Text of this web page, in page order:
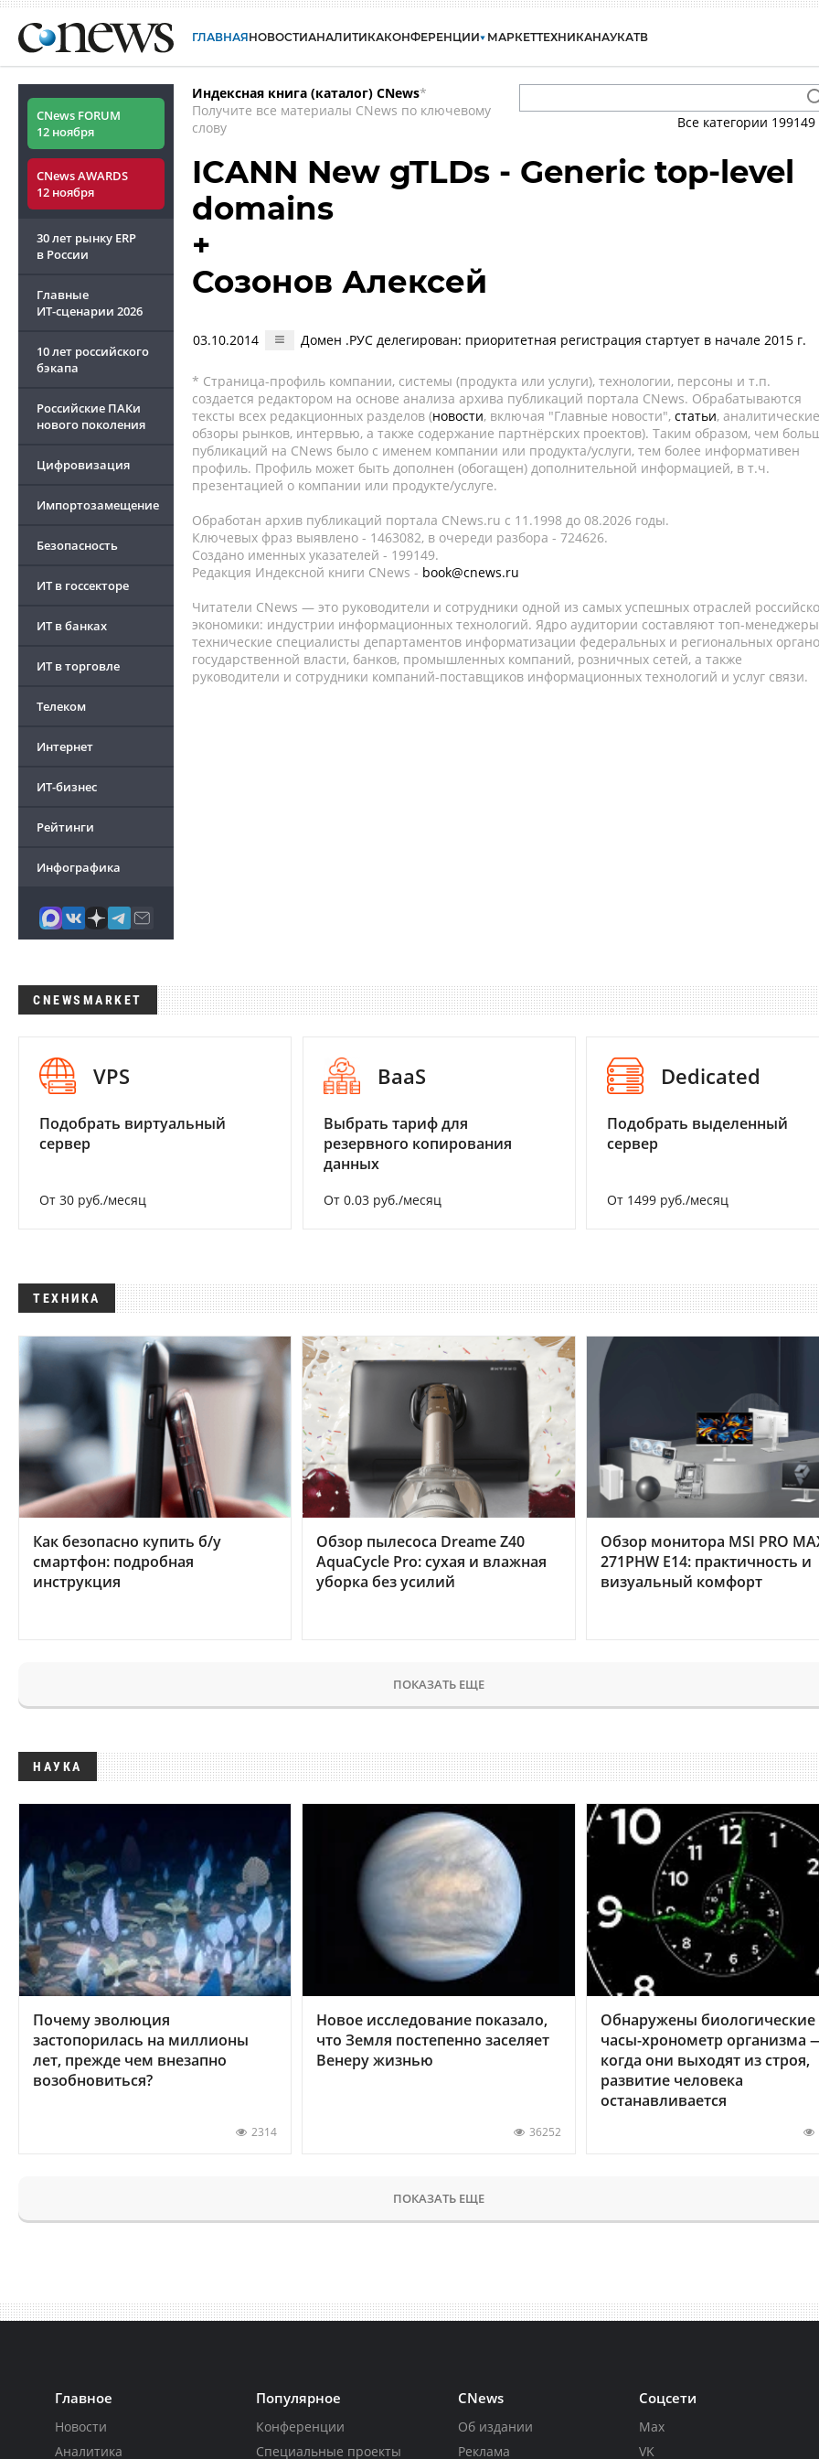
ГЛАВНАЯНОВОСТИАНАЛИТИКАКОНФЕРЕНЦИИ МАРКЕТТЕХНИКАНАУКАТВ
CNews FORUM
12 ноября
CNews AWARDS
12 ноября
30 лет рынку ERP
в России
Главные
ИТ-сценарии 2026
10 лет российского
бэкапа
Российские ПАКи
нового поколения
Цифровизация
Импортозамещение
Безопасность
ИТ в госсекторе
ИТ в банках
ИТ в торговле
Телеком
Интернет
ИТ-бизнес
Рейтинги
Инфографика
Индексная книга (каталог) CNews*
Получите все материалы CNews по ключевому
слову
Все категории 199149
ICANN New gTLDs - Generic top-level
domains
+
Созонов Алексей
03.10.2014 Домен .РУС делегирован: приоритетная регистрация стартует в начале 2015 г.
* Страница-профиль компании, системы (продукта или услуги), технологии, персоны и т.п.
создается редактором на основе анализа архива публикаций портала CNews. Обрабатываются
тексты всех редакционных разделов (новости, включая "Главные новости", статьи, аналитические
обзоры рынков, интервью, а также содержание партнёрских проектов). Таким образом, чем
публикаций на CNews было с именем компании или продукта/услуги, тем более информативен
профиль. Профиль может быть дополнен (обогащен) дополнительной информацией, в т.ч.
презентацией о компании или продукте/услуге.
Обработан архив публикаций портала CNews.ru c 11.1998 до 08.2026 годы.
Ключевых фраз выявлено - 1463082, в очереди разбора - 724626.
Создано именных указателей - 199149.
Редакция Индексной книги CNews - book@cnews.ru
Читатели CNews — это руководители и сотрудники одной из самых успешных отраслей
экономики: индустрии информационных технологий. Ядро аудитории составляют топ-
технические специалисты департаментов информатизации федеральных и региональных
государственной власти, банков, промышленных компаний, розничных сетей, а также
руководители и сотрудники компаний-поставщиков информационных технологий и услуг связи.
CNEWSMARKET
VPS
Подобрать виртуальный
сервер
От 30 руб./месяц
BaaS
Выбрать тариф для
резервного копирования
данных
От 0.03 руб./месяц
Dedicated
Подобрать выделенный
сервер
От 1499 руб./месяц
ТЕХНИКА
Как безопасно купить б/у
смартфон: подробная
инструкция
Обзор пылесоса Dreame Z40
AquaCycle Pro: сухая и влажная
уборка без усилий
Обзор монитора MSI PRO
271PHW E14: практичность и
визуальный комфорт
ПОКАЗАТЬ ЕЩЕ
НАУКА
Почему эволюция
застопорилась на миллионы
лет, прежде чем внезапно
возобновиться?
2314
Новое исследование показало,
что Земля постепенно заселяет
Венеру жизнью
36252
Обнаружены биологические
часы-хронометр организма
когда они выходят из строя,
развитие человека
останавливается
ПОКАЗАТЬ ЕЩЕ
Главное
Новости
Аналитика
Популярное
Конференции
Специальные проекты
CNews
Об издании
Реклама
Соцсети
Max
VK